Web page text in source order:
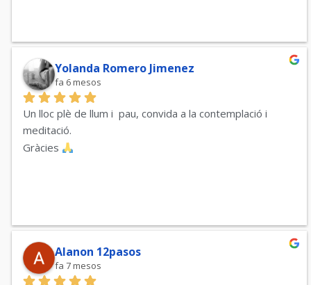
Yolanda Romero Jimenez
fa 6 mesos
Un lloc plè de llum i  pau, convida a la contemplació i
meditació.
Gràcies
Alanon 12pasos
fa 7 mesos